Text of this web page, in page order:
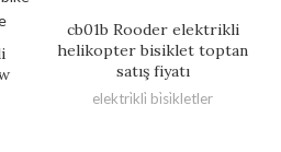
cb01b Rooder elektrikli
helikopter bisiklet toptan
satış fiyatı
elektri̇kli̇ bi̇si̇kletler